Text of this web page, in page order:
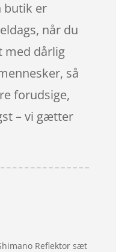
butik er
når du
med dårlig
så
forudsige,
– vi gætter
Reflektor sæt